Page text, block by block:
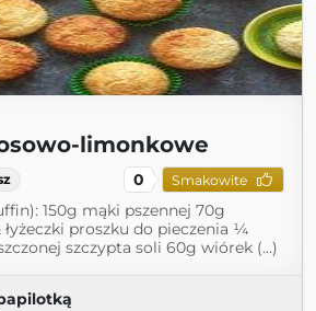
limonkowe
0 Smakowite
150g mąki pszennej 70g
proszku do pieczenia ¼
szczypta soli 60g wiórek (...)